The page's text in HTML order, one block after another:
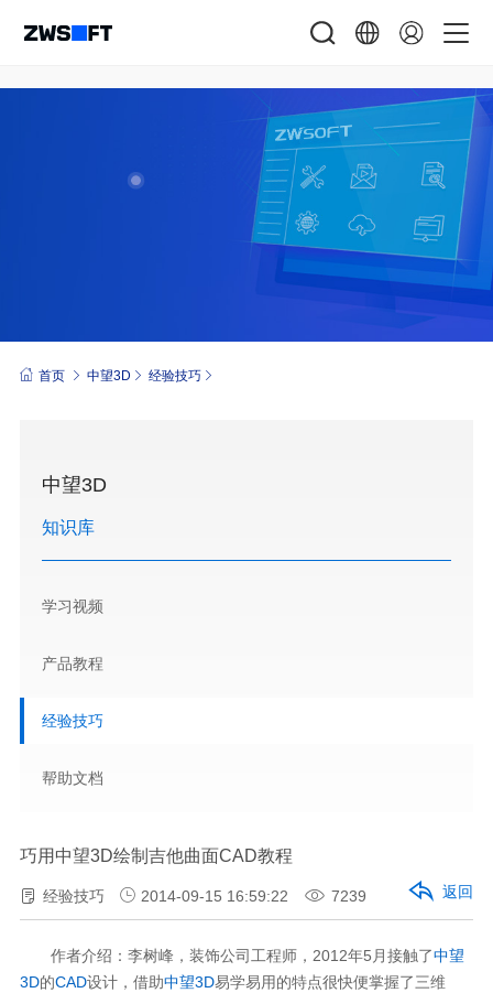
首页 中望3D 经验技巧
中望3D
知识库
学习视频
产品教程
经验技巧
帮助文档
巧用中望3D绘制吉他曲面CAD教程
经验技巧 2014-09-15 16:59:22 7239 返回
作者介绍：李树峰，装饰公司工程师，2012年5月接触了中望
3D的CAD设计，借助中望3D易学易用的特点很快便掌握了三维